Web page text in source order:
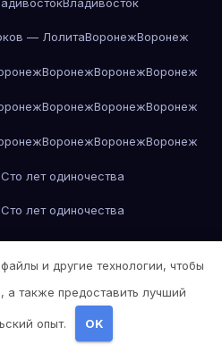
— ЛолитаВоронежВоронеж
ВоронежВоронежВоронеж
ВоронежВоронежВоронеж
ВоронежВоронежВоронеж
лет одиночества
лет одиночества
лет одиночества
и другие технологии, чтобы
а также предоставить лучший
опыт. OK